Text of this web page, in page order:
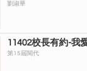
劉淑華
11402校長有約-我
第15屆閱代